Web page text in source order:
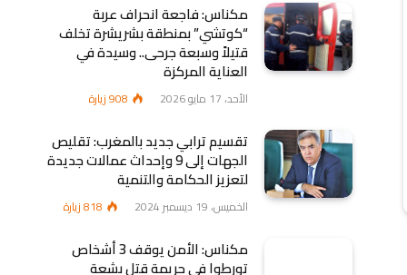
مكناس: فاجعة انحراف عربة
“كوتشي” بمنطقة بشريشرة تخلف
قتيلاً وسبعة جرحى.. وسيدة في
العناية المركزة
الأحد، 17 مايو 2026 908زيارة
تقسيم ترابي جديد بالمغرب: تقليص
الجهات إلى 9 وإحداث عمالات جديدة
لتعزيز الحكامة والتنمية
الخميس، 19 ديسمبر 2024 818زيارة
مكناس: الأمن يوقف 3 أشخاص
تورطوا في جريمة قتل بشعة